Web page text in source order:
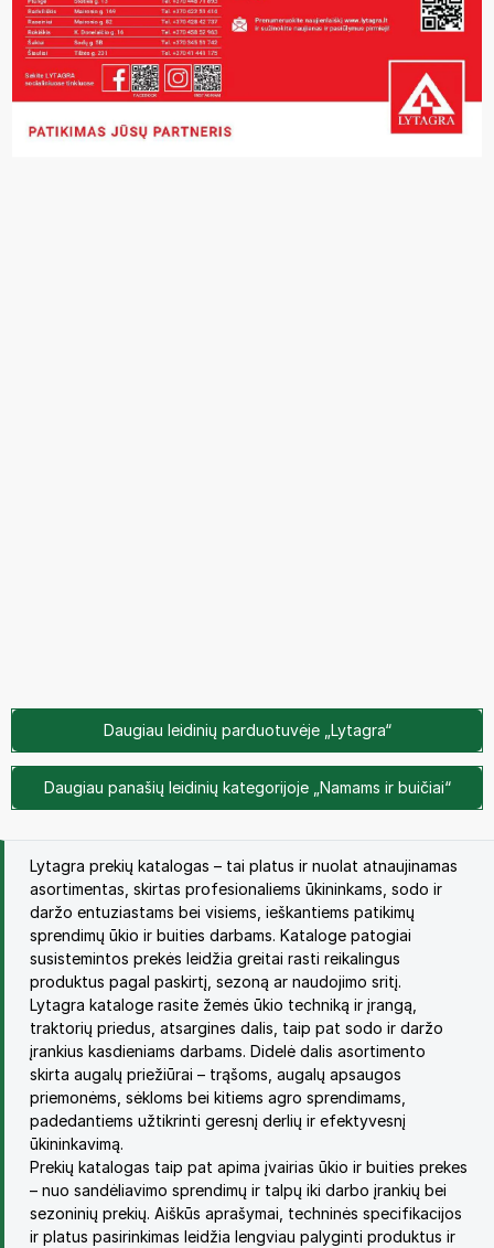
Daugiau leidinių parduotuvėje „Lytagra“
Daugiau panašių leidinių kategorijoje „Namams ir buičiai“
Lytagra prekių katalogas – tai platus ir nuolat atnaujinamas
asortimentas, skirtas profesionaliems ūkininkams, sodo ir
daržo entuziastams bei visiems, ieškantiems patikimų
sprendimų ūkio ir buities darbams. Kataloge patogiai
susistemintos prekės leidžia greitai rasti reikalingus
produktus pagal paskirtį, sezoną ar naudojimo sritį.
Lytagra kataloge rasite žemės ūkio techniką ir įrangą,
traktorių priedus, atsargines dalis, taip pat sodo ir daržo
įrankius kasdieniams darbams. Didelė dalis asortimento
skirta augalų priežiūrai – trąšoms, augalų apsaugos
priemonėms, sėkloms bei kitiems agro sprendimams,
padedantiems užtikrinti geresnį derlių ir efektyvesnį
ūkininkavimą.
Prekių katalogas taip pat apima įvairias ūkio ir buities prekes
– nuo sandėliavimo sprendimų ir talpų iki darbo įrankių bei
sezoninių prekių. Aiškūs aprašymai, techninės specifikacijos
ir platus pasirinkimas leidžia lengviau palyginti produktus ir